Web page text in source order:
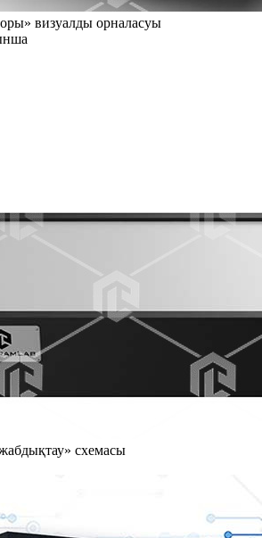
визуалды орналасуы
схемасы